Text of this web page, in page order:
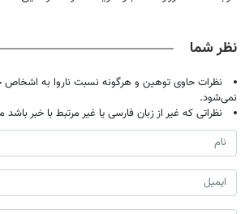
منزل
نظر شما
نظرات حاوی توهین و هرگونه نسبت ناروا به
نمی‌شود.
نظراتی که غیر از زبان فارسی یا غیر مرتبط با خبر